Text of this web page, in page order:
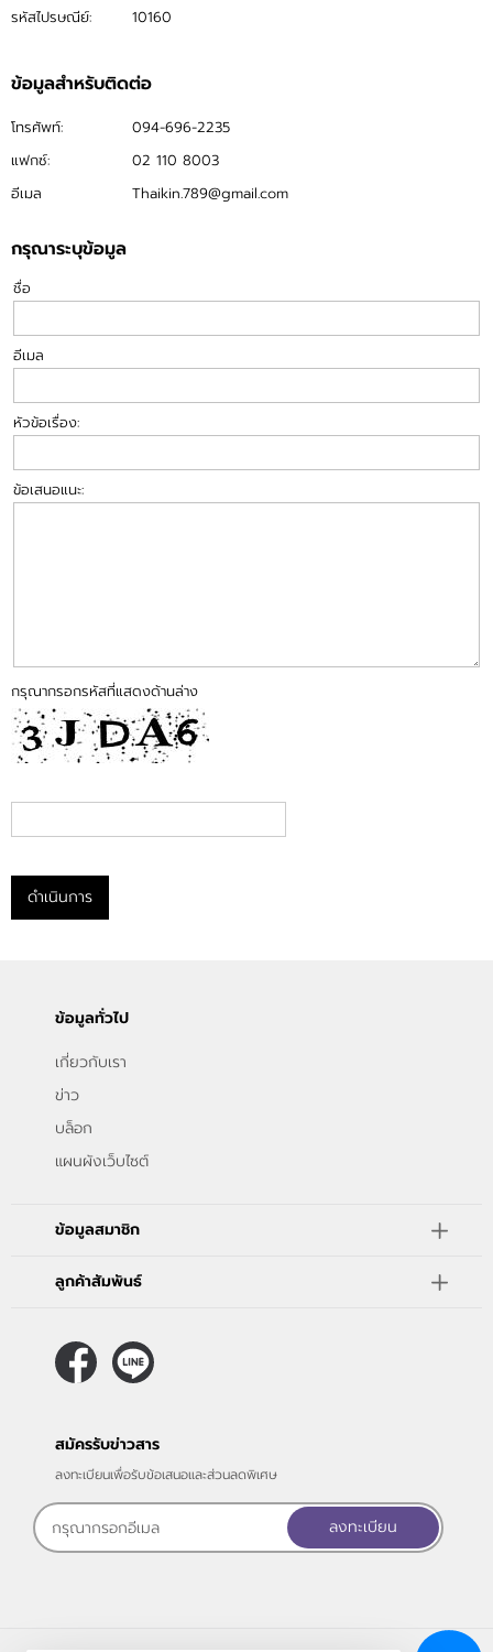
รหัสไปรษณีย์:
10160
ข้อมูลสำหรับติดต่อ
โทรศัพท์:
094-696-2235
แฟกซ์:
02 110 8003
อีเมล
Thaikin.789@gmail.com
กรุณาระบุข้อมูล
ชื่อ
อีเมล
หัวข้อเรื่อง:
ข้อเสนอแนะ:
กรุณากรอกรหัสที่แสดงด้านล่าง
ดำเนินการ
ข้อมูลทั่วไป
เกี่ยวกับเรา
ข่าว
บล็อก
แผนผังเว็บไซต์
ข้อมูลสมาชิก
ลูกค้าสัมพันธ์
สมัครรับข่าวสาร
ลงทะเบียนเพื่อรับข้อเสนอและส่วนลดพิเศษ
ลงทะเบียน